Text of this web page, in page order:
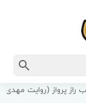
راز پرواز (روایت